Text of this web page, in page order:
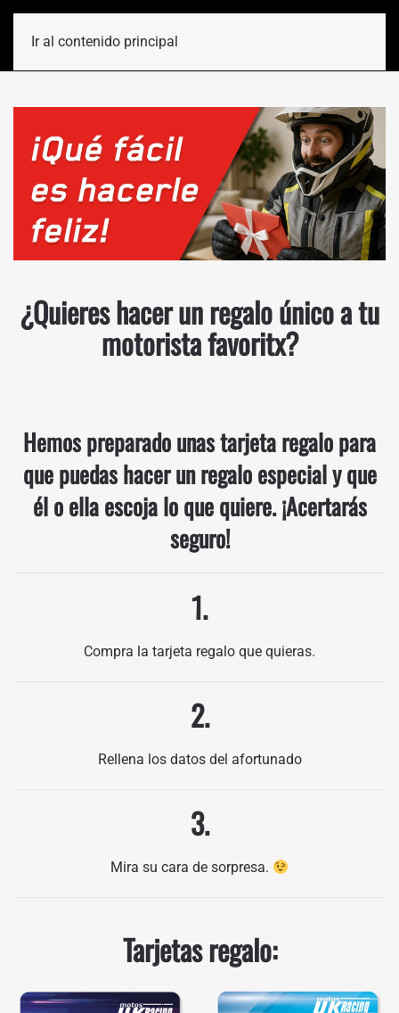
Ir al contenido principal
¿Quieres hacer un regalo único a tu
motorista favoritx?
Hemos preparado unas tarjeta regalo para
que puedas hacer un regalo especial y que
él o ella escoja lo que quiere. ¡Acertarás
seguro!
1.
Compra la tarjeta regalo que quieras.
2.
Rellena los datos del afortunado
3.
Mira su cara de sorpresa.
Tarjetas regalo: